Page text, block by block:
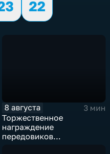
22
8 августа
3 мин
Торжественное
награждение
передовиков